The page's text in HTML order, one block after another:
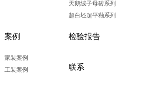
天鹅绒子母砖系列
超白坯超平釉系列
案例
家装案例
工装案例
检验报告
联系